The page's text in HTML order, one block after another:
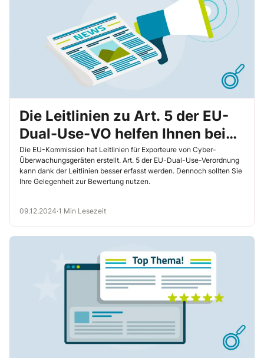
Die Leitlinien zu Art. 5 der EU-
Dual-Use-VO helfen Ihnen bei
der Bewertung
Die EU-Kommission hat Leitlinien für Exporteure von Cyber-
Überwachungsgeräten erstellt. Art. 5 der EU-Dual-Use-Verordnung
kann dank der Leitlinien besser erfasst werden. Dennoch sollten Sie
Ihre Gelegenheit zur Bewertung nutzen.
09.12.2024·1 Min Lesezeit